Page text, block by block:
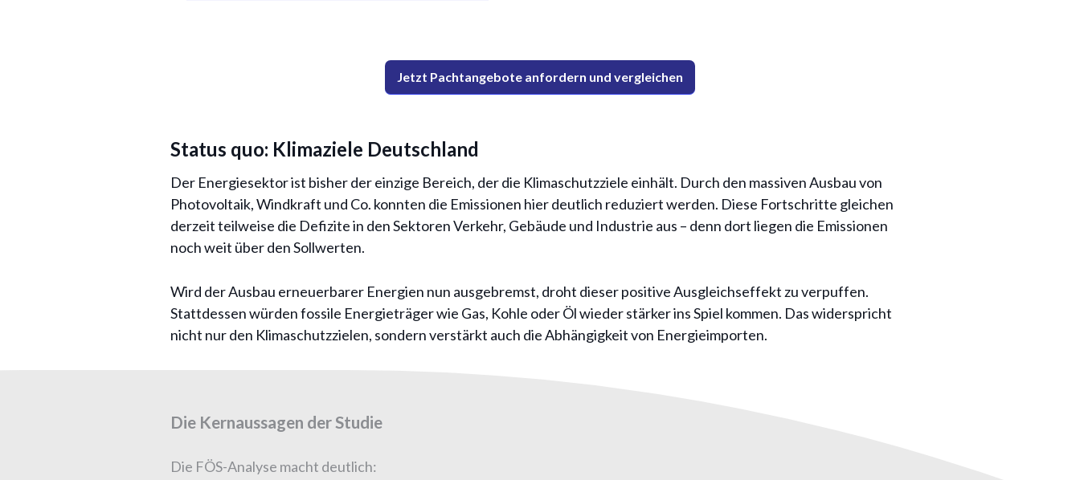
Jetzt Pachtangebote anfordern und vergleichen
Status quo: Klimaziele Deutschland
Der Energiesektor ist bisher der einzige Bereich, der die Klimaschutzziele einhält. Durch den massiven Ausbau von
Photovoltaik, Windkraft und Co. konnten die Emissionen hier deutlich reduziert werden. Diese Fortschritte gleichen
derzeit teilweise die Defizite in den Sektoren Verkehr, Gebäude und Industrie aus – denn dort liegen die Emissionen
noch weit über den Sollwerten.
Wird der Ausbau erneuerbarer Energien nun ausgebremst, droht dieser positive Ausgleichseffekt zu verpuffen.
Stattdessen würden fossile Energieträger wie Gas, Kohle oder Öl wieder stärker ins Spiel kommen. Das widerspricht
nicht nur den Klimaschutzzielen, sondern verstärkt auch die Abhängigkeit von Energieimporten.
Die Kernaussagen der Studie
Die FÖS-Analyse macht deutlich: